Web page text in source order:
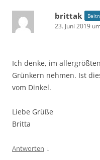
brittak
23. Juni 2019
Ich denke, im
Grünkern nehmen. Ist
vom Dinkel.
Liebe Grüße
Britta
Antworten ↓